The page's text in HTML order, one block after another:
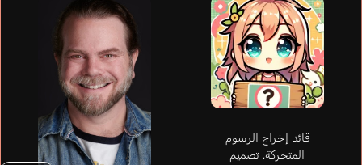
قائد إخراج الرسوم
المتحركة, تصميم